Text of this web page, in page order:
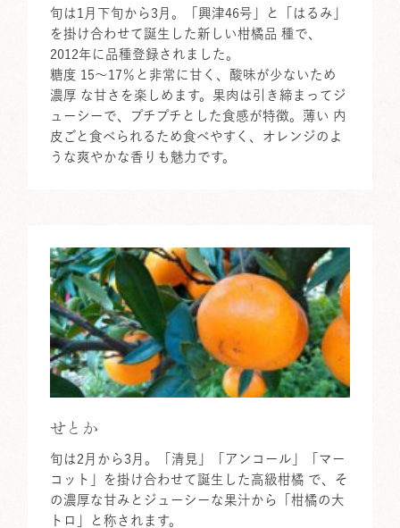
旬は1月下旬から3月。「興津46号」と「はるみ」
を掛け合わせて誕生した新しい柑橘品 種で、
2012年に品種登録されました。
糖度 15～17％と非常に甘く、酸味が少ないため
濃厚 な甘さを楽しめます。果肉は引き締まってジ
ューシーで、プチプチとした食感が特徴。薄い 内
皮ごと食べられるため食べやすく、オレンジのよ
うな爽やかな香りも魅力です。
せとか
旬は2月から3月。「清見」「アンコール」「マー
コット」を掛け合わせて誕生した高級柑橘 で、そ
の濃厚な甘みとジューシーな果汁から「柑橘の大
トロ」と称されます。